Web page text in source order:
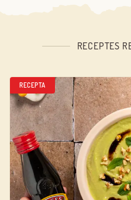
RECEPTES
RECEPTA